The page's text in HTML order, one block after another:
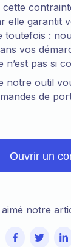
elle garantit
toutefois :
vos
pas si
notre outil
de
Ouvrir un
notre